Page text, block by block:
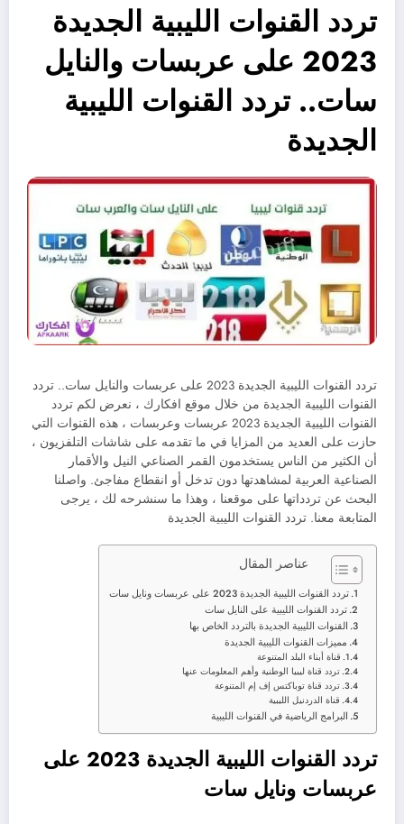
تردد القنوات الليبية الجديدة
2023 على عربسات والنايل
سات.. تردد القنوات الليبية
الجديدة
تردد القنوات الليبية الجديدة 2023 على عربسات والنايل سات.. تردد
القنوات الليبية الجديدة من خلال موقع افكارك ، نعرض لكم تردد
القنوات الليبية الجديدة 2023 عربسات وعربسات ، هذه القنوات التي
حازت على العديد من المزايا في ما تقدمه على شاشات التلفزيون ،
أن الكثير من الناس يستخدمون القمر الصناعي النيل والأقمار
الصناعية العربية لمشاهدتها دون تدخل أو انقطاع مفاجئ. واصلنا
البحث عن تردداتها على موقعنا ، وهذا ما سنشرحه لك ، يرجى
المتابعة معنا. تردد القنوات الليبية الجديدة
عناصر المقال
تردد القنوات الليبية الجديدة 2023 على عربسات ونايل سات
تردد القنوات الليبية على النايل سات
القنوات الليبية الجديدة بالتردد الخاص بها
مميزات القنوات الليبية الجديدة
قناة أبناء البلد المتنوعة
تردد قناة ليبيا الوطنية وأهم المعلومات عنها
تردد قناة توباكتس إف إم المتنوعة
قناة الدردنيل الليبية
البرامج الرياضية في القنوات الليبية
تردد القنوات الليبية الجديدة 2023 على
عربسات ونايل سات